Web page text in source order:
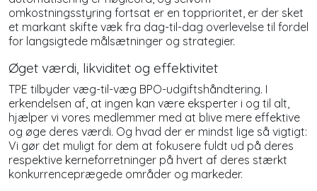
omkostningsstyring fortsat er en topprioritet, er der sket
et markant skifte væk fra dag-til-dag overlevelse til fordel
for langsigtede målsætninger og strategier.
Øget værdi, likviditet og effektivitet
TPE tilbyder væg-til-væg BPO-udgiftshåndtering. I
erkendelsen af, at ingen kan være eksperter i og til alt,
hjælper vi vores medlemmer med at blive mere effektive
og øge deres værdi. Og hvad der er mindst lige så vigtigt:
Vi gør det muligt for dem at fokusere fuldt ud på deres
respektive kerneforretninger på hvert af deres stærkt
konkurrenceprægede områder og markeder.